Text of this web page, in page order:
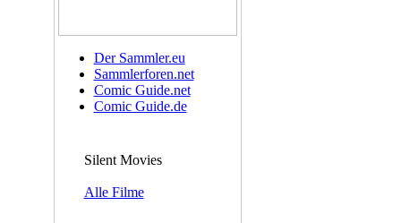
Der Sammler.eu
Sammlerforen.net
Comic Guide.net
Comic Guide.de
Silent Movies
Alle Filme